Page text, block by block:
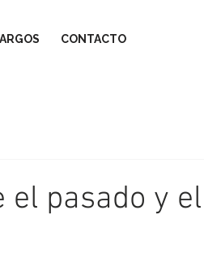
CONTACTO
el pasado y el